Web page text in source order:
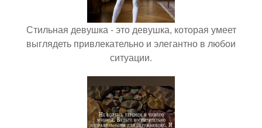
Стильная девушка - это девушка, которая умеет
выглядеть привлекательно и элегантно в любои
ситуации.